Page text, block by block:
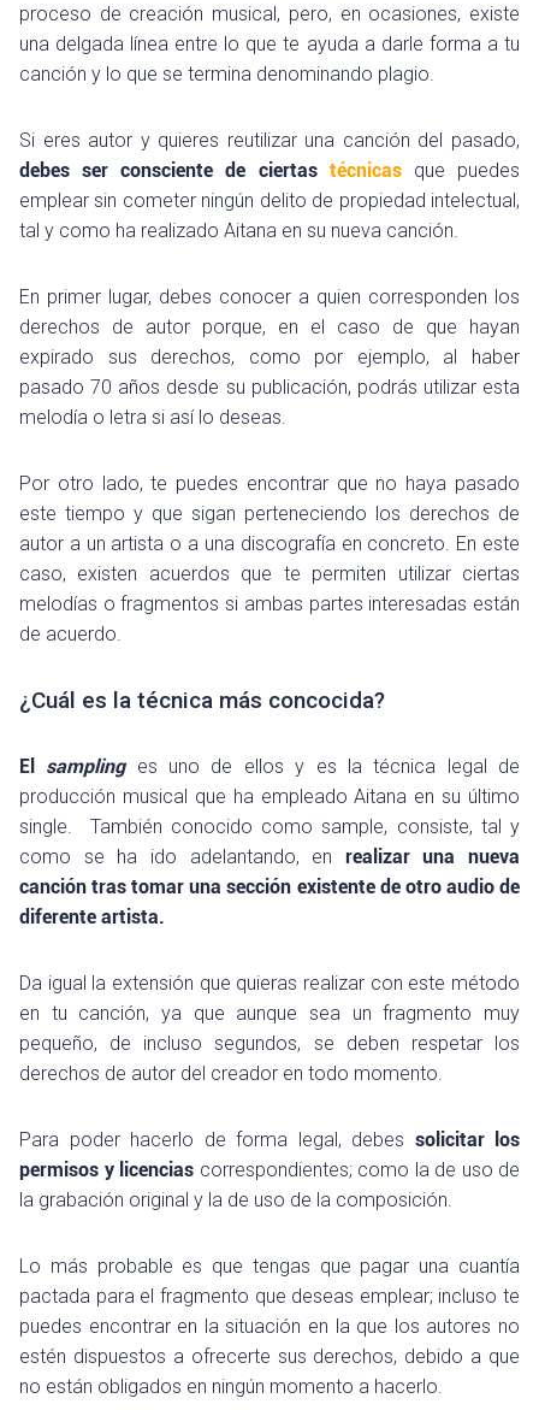
proceso de creación musical, pero, en ocasiones, existe
una delgada línea entre lo que te ayuda a darle forma a tu
canción y lo que se termina denominando plagio.
Si eres autor y quieres reutilizar una canción del pasado,
debes ser consciente de ciertas técnicasque puedes
emplear sin cometer ningún delito de propiedad intelectual,
tal y como ha realizado Aitana en su nueva canción.
En primer lugar, debes conocer a quien corresponden los
derechos de autor porque, en el caso de que hayan
expirado sus derechos, como por ejemplo, al haber
pasado 70 años desde su publicación, podrás utilizar esta
melodía o letra si así lo deseas.
Por otro lado, te puedes encontrar que no haya pasado
este tiempo y que sigan perteneciendo los derechos de
autor a un artista o a una discografía en concreto. En este
caso, existen acuerdos que te permiten utilizar ciertas
melodías o fragmentos si ambas partes interesadas están
de acuerdo.
¿Cuál es la técnica más concocida?
El samplinges uno de ellos y es la técnica legal de
producción musical que ha empleado Aitana en su último
single. También conocido como sample, consiste, tal y
como se ha ido adelantando, en realizar una nueva
canción tras tomar una sección existente de otro audio de
diferente artista.
Da igual la extensión que quieras realizar con este método
en tu canción, ya que aunque sea un fragmento muy
pequeño, de incluso segundos, se deben respetar los
derechos de autor del creador en todo momento.
Para poder hacerlo de forma legal, debes solicitar los
permisos y licencias correspondientes; como la de uso de
la grabación original y la de uso de la composición.
Lo más probable es que tengas que pagar una cuantía
pactada para el fragmento que deseas emplear; incluso te
puedes encontrar en la situación en la que los autores no
estén dispuestos a ofrecerte sus derechos, debido a que
no están obligados en ningún momento a hacerlo.